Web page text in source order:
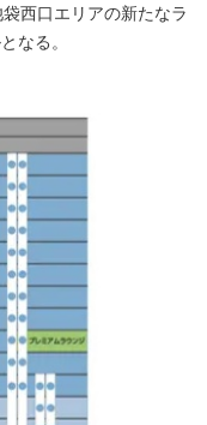
西口エリアの新たなラ
なる。